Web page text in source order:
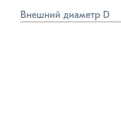
Внешний диаметр D